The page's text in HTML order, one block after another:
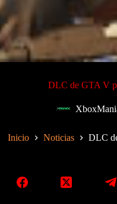
DLC de GTA V
Inicio Noticias DLC